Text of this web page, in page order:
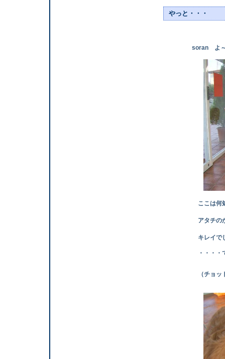
やっと・・・
soran よ
ここは何処
アタチのかか
キレイでし
・・・・
（チョット